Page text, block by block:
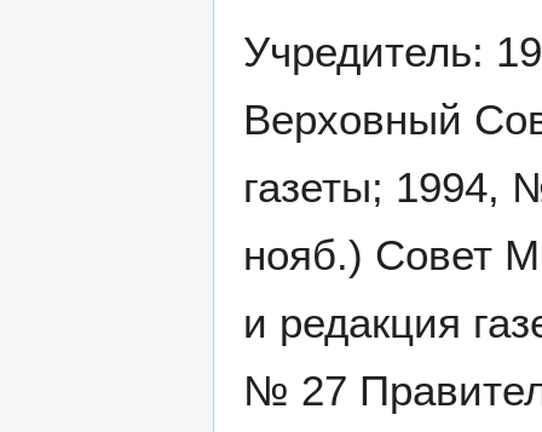
Учредитель:
Верховный
газеты;
нояб.) Совет
и редакция
№ 27